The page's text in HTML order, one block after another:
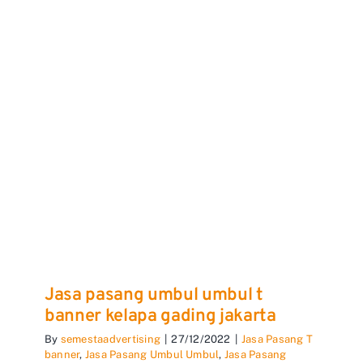
Jasa pasang umbul umbul t
banner kelapa gading jakarta
By semestaadvertising 27/12/2022
Jasa Pasang T
banner, Jasa Pasang Umbul Umbul, Jasa Pasang